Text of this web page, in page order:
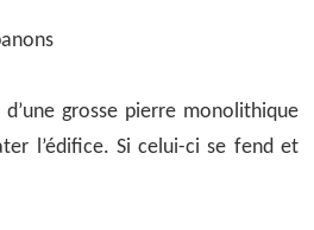
grosse pierre monolithique
l’édifice. Si celui-ci se fend et